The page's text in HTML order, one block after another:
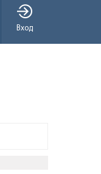
Вход